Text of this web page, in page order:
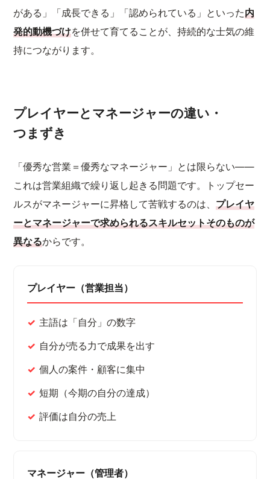
がある」「成長できる」「認められている」といった内
発的動機づけを併せて育てることが、持続的な士気の維
持につながります。
プレイヤーとマネージャーの違い・
つまずき
「優秀な営業＝優秀なマネージャー」とは限らない——
これは営業組織で繰り返し起きる問題です。トップセー
ルスがマネージャーに昇格して苦戦するのは、プレイヤ
ーとマネージャーで求められるスキルセットそのものが
異なるからです。
プレイヤー（営業担当）
主語は「自分」の数字
自分が売る力で成果を出す
個人の案件・顧客に集中
短期（今期の自分の達成）
評価は自分の売上
マネージャー（管理者）